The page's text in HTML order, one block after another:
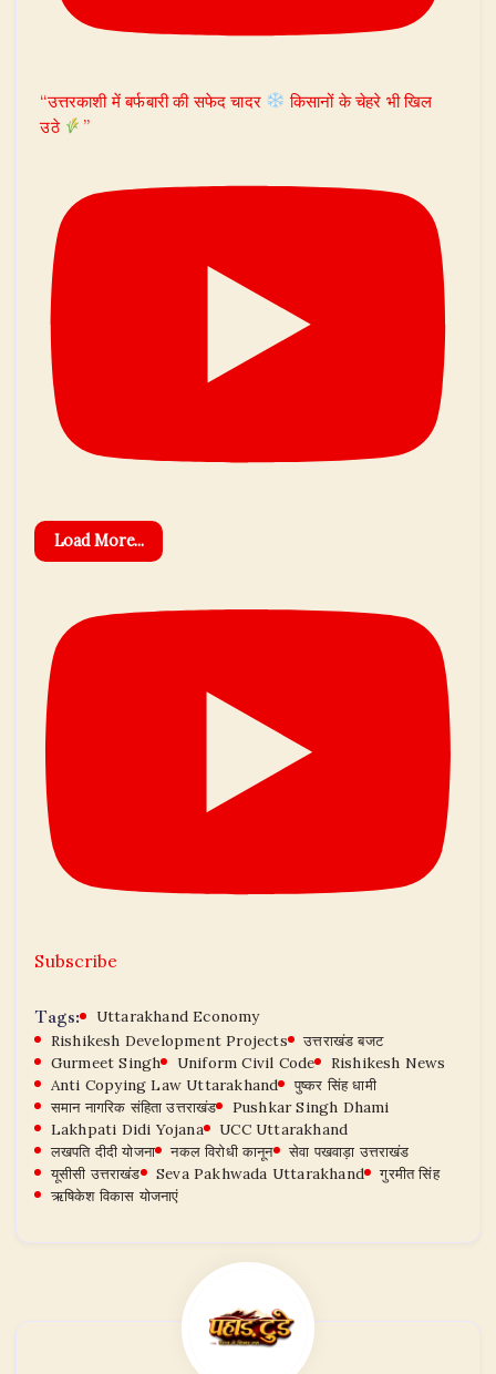
“उत्तरकाशी में बर्फबारी की सफेद चादर
किसानों के चेहरे भी खिल
उठे
”
Load More...
Subscribe
Tags:
Uttarakhand Economy
Rishikesh Development Projects
उत्तराखंड बजट
Gurmeet Singh
Uniform Civil Code
Rishikesh News
Anti Copying Law Uttarakhand
पुष्कर सिंह धामी
समान नागरिक संहिता उत्तराखंड
Pushkar Singh Dhami
Lakhpati Didi Yojana
UCC Uttarakhand
लखपति दीदी योजना
नकल विरोधी कानून
सेवा पखवाड़ा उत्तराखंड
यूसीसी उत्तराखंड
Seva Pakhwada Uttarakhand
गुरमीत सिंह
ऋषिकेश विकास योजनाएं